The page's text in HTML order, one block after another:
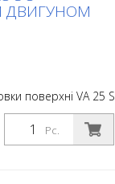
ДВИГУНОМ
поверхні VA 25 S
середніх і
системою
пристроєм
Pc.